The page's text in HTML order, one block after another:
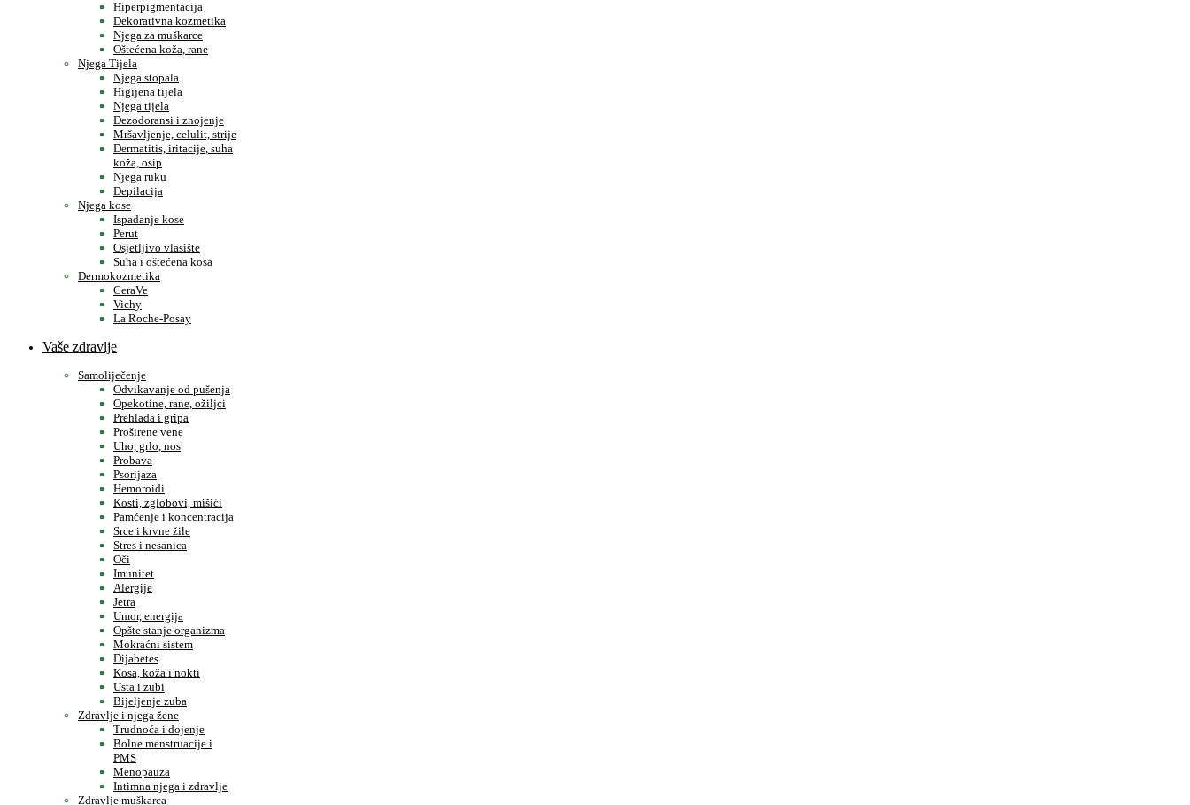
Hiperpigmentacija
Dekorativna kozmetika
Njega za muškarce
Oštećena koža, rane
Njega Tijela
Njega stopala
Higijena tijela
Njega tijela
Dezodoransi i znojenje
Mršavljenje, celulit, strije
Dermatitis, iritacije, suha
koža, osip
Njega ruku
Depilacija
Njega kose
Ispadanje kose
Perut
Osjetljivo vlasište
Suha i oštećena kosa
Dermokozmetika
CeraVe
Vichy
La Roche-Posay
Vaše zdravlje
Samoliječenje
Odvikavanje od pušenja
Opekotine, rane, ožiljci
Prehlada i gripa
Proširene vene
Uho, grlo, nos
Probava
Psorijaza
Hemoroidi
Kosti, zglobovi, mišići
Pamćenje i koncentracija
Srce i krvne žile
Stres i nesanica
Oči
Imunitet
Alergije
Jetra
Umor, energija
Opšte stanje organizma
Mokraćni sistem
Dijabetes
Kosa, koža i nokti
Usta i zubi
Bijeljenje zuba
Zdravlje i njega žene
Trudnoća i dojenje
Bolne menstruacije i
PMS
Menopauza
Intimna njega i zdravlje
Zdravlje muškarca